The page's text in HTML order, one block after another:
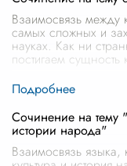
Взаимосвязь между
самых сложных и
науках. Как ни
постигаем сущность
Сочинение на тему
истории народа"
Взаимосвязь языка,